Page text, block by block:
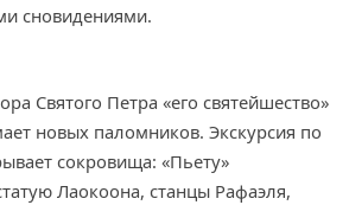
сновидениями.
Святого Петра «его святейшество»
новых паломников. Экскурсия по
сокровища: «Пьету»
Лаокоона, станцы Рафаэля,